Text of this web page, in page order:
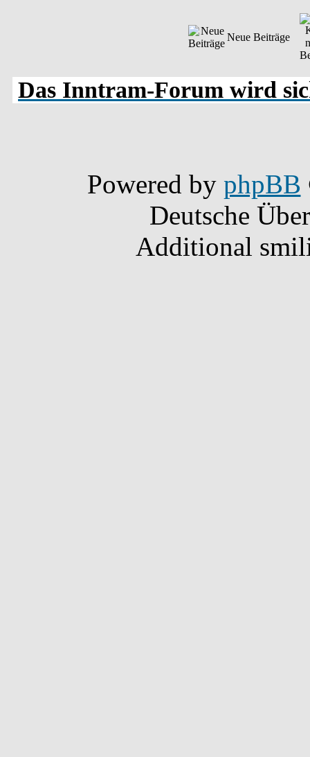
Neue Beiträge
Das Inntram-Forum wird
Powered by phpBB
Deutsche
Additional